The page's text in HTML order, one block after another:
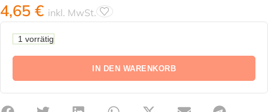
4,65 € inkl. MwSt.
1 vorrätig
IN DEN WARENKORB